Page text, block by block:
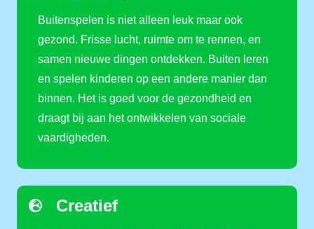
Buitenspelen is niet alleen leuk maar ook
gezond. Frisse lucht, ruimte om te rennen, en
samen nieuwe dingen ontdekken. Buiten leren
en spelen kinderen op een andere manier dan
binnen. Het is goed voor de gezondheid en
draagt bij aan het ontwikkelen van sociale
vaardigheden.
Creatief